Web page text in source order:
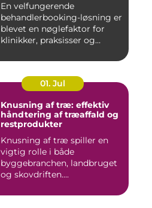
En velfungerende
behandlerbooking-løsning er
blevet en nøglefaktor for
klinikker, praksisser og
01. Jul
Knusning af træ: effektiv
håndtering af træaffald og
restprodukter
Knusning af træ spiller en
vigtig rolle i både
byggebranchen, landbruget
og skovdriften....